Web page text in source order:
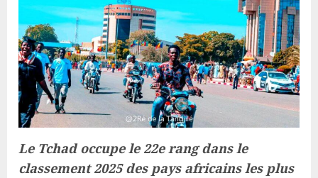
Le Tchad occupe le 22e rang dans le
classement 2025 des pays africains les plus